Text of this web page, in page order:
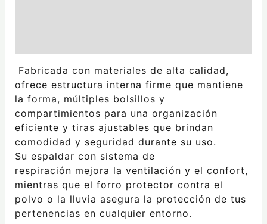
Fabricada con materiales de alta calidad,
ofrece estructura interna firme que mantiene
la forma, múltiples bolsillos y
compartimientos para una organización
eficiente y tiras ajustables que brindan
comodidad y seguridad durante su uso.
Su espaldar con sistema de
respiración mejora la ventilación y el confort,
mientras que el forro protector contra el
polvo o la lluvia asegura la protección de tus
pertenencias en cualquier entorno.